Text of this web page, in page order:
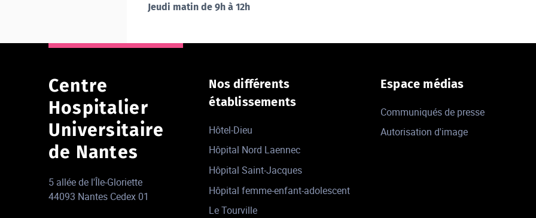
Jeudi matin de 9h à 12h
Centre
Hospitalier
Universitaire
de Nantes
5 allée de l'Île-Gloriette
44093 Nantes Cedex 01
Nos différents
établissements
Hôtel-Dieu
Hôpital Nord Laennec
Hôpital Saint-Jacques
Hôpital femme-enfant-adolescent
Le Tourville
Espace médias
Communiqués de presse
Autorisation d'image